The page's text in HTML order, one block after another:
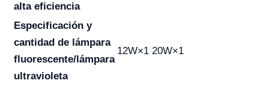
alta eficiencia
Especificación y
cantidad de lámpara
fluorescente/lámpara
ultravioleta
12W×1 20W×1